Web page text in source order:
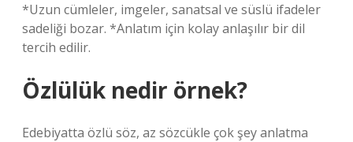
*Uzun cümleler, imgeler, sanatsal ve süslü ifadeler
sadeliği bozar. *Anlatım için kolay anlaşılır bir dil
tercih edilir.
Özlülük nedir örnek?
Edebiyatta özlü söz, az sözcükle çok şey anlatma